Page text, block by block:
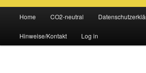
Skip
to
Home CO2-neutral
Hinweise/Kontakt Log in